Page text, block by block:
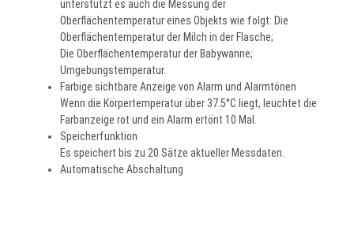
unterstützt es auch die Messung der
Oberflächentemperatur eines Objekts wie folgt: Die
Oberflächentemperatur der Milch in der Flasche;
Die Oberflächentemperatur der Babywanne;
Umgebungstemperatur.
Farbige sichtbare Anzeige von Alarm und Alarmtönen
Wenn die Körpertemperatur über 37.5°C liegt, leuchtet die
Farbanzeige rot und ein Alarm ertönt 10 Mal.
Speicherfunktion
Es speichert bis zu 20 Sätze aktueller Messdaten.
Automatische Abschaltung